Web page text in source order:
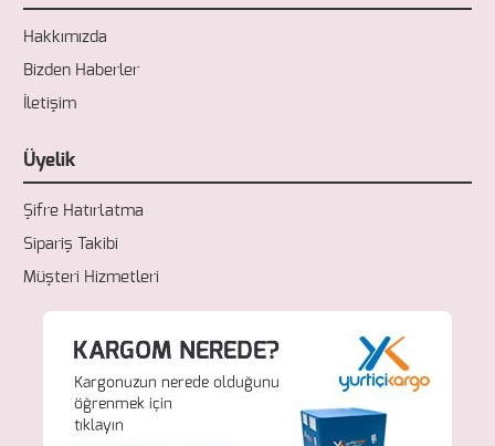
Hakkımızda
Bizden Haberler
İletişim
Üyelik
Şifre Hatırlatma
Sipariş Takibi
Müşteri Hizmetleri